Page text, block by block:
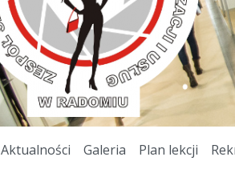
Aktualności Galeria Plan lekcji